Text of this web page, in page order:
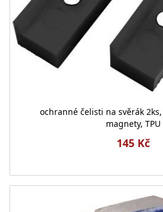
ochranné čelisti na svěrák
magnety, TPU
145 Kč